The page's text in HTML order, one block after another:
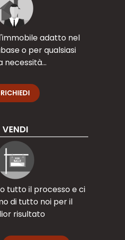
adatto nel
o per qualsiasi
necessità...
RICHIEDI
VENDI
tutto il processo e ci
di tutto noi per il
risultato